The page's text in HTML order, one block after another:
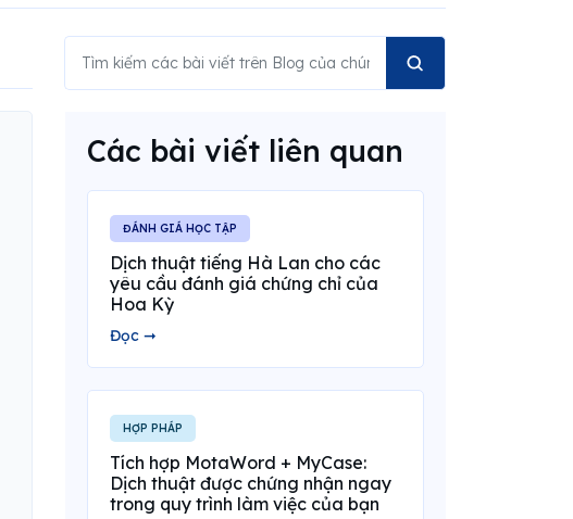
Các bài viết liên quan
ĐÁNH GIÁ HỌC TẬP
Dịch thuật tiếng Hà Lan cho các
yêu cầu đánh giá chứng chỉ của
Hoa Kỳ
Đọc ➞
HỢP PHÁP
Tích hợp MotaWord + MyCase:
Dịch thuật được chứng nhận ngay
trong quy trình làm việc của bạn